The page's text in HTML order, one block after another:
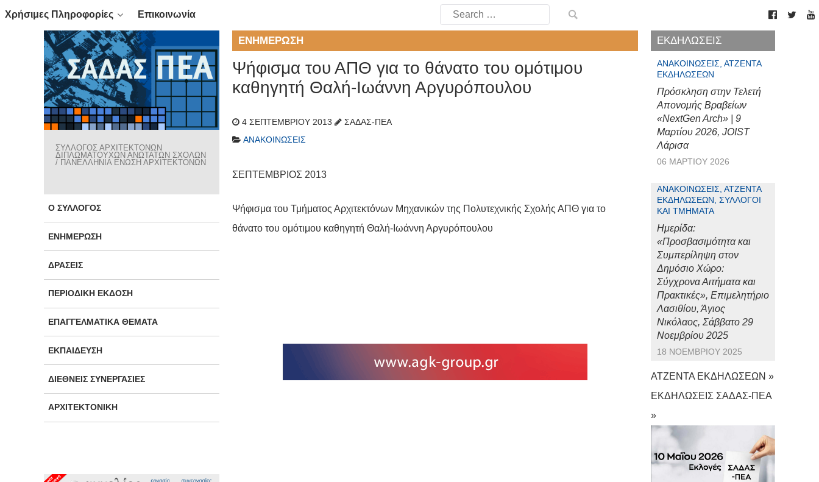
Χρήσιμες Πληροφορίες Επικοινωνία
Search
for:
ΣΥΛΛΟΓΟΣ ΑΡΧΙΤΕΚΤΟΝΩΝ
ΔΙΠΛΩΜΑΤΟΥΧΩΝ ΑΝΩΤΑΤΩΝ ΣΧΟΛΩΝ
/ ΠΑΝΕΛΛΗΝΙΑ ΕΝΩΣΗ ΑΡΧΙΤΕΚΤΟΝΩΝ
Ο ΣΎΛΛΟΓΟΣ
ΕΝΗΜΈΡΩΣΗ
ΔΡΆΣΕΙΣ
ΠΕΡΙΟΔΙΚΉ ΈΚΔΟΣΗ
ΕΠΑΓΓΕΛΜΑΤΙΚΆ ΘΈΜΑΤΑ
ΕΚΠΑΊΔΕΥΣΗ
ΔΙΕΘΝΕΊΣ ΣΥΝΕΡΓΑΣΊΕΣ
ΑΡΧΙΤΕΚΤΟΝΙΚΉ
ΕΝΗΜΈΡΩΣΗ
Ψήφισμα του ΑΠΘ για το θάνατο του ομότιμου
καθηγητή Θαλή-Ιωάννη Αργυρόπουλου
4 ΣΕΠΤΕΜΒΡΊΟΥ 2013
ΣΑΔΑΣ-ΠΕΑ
ΑΝΑΚΟΙΝΏΣΕΙΣ
ΣΕΠΤΕΜΒΡΙΟΣ 2013
Ψήφισμα του Τμήματος Αρχιτεκτόνων Μηχανικών της Πολυτεχνικής Σχολής ΑΠΘ για το
θάνατο του ομότιμου καθηγητή Θαλή-Ιωάννη Αργυρόπουλου
ΕΚΔΗΛΩΣΕΙΣ
ΑΝΑΚΟΙΝΏΣΕΙΣ, ΑΤΖΈΝΤΑ
ΕΚΔΗΛΏΣΕΩΝ
Πρόσκληση στην Τελετή
Απονομής Βραβείων
«NextGen Arch» | 9
Μαρτίου 2026, JOIST
Λάρισα
06 ΜΑΡΤΊΟΥ 2026
ΑΝΑΚΟΙΝΏΣΕΙΣ, ΑΤΖΈΝΤΑ
ΕΚΔΗΛΏΣΕΩΝ, ΣΎΛΛΟΓΟΙ
ΚΑΙ ΤΜΉΜΑΤΑ
Ημερίδα:
«Προσβασιμότητα και
Συμπερίληψη στον
Δημόσιο Χώρο:
Σύγχρονα Αιτήματα και
Πρακτικές», Επιμελητήριο
Λασιθίου, Άγιος
Νικόλαος, Σάββατο 29
Νοεμβρίου 2025
18 ΝΟΕΜΒΡΊΟΥ 2025
ΑΤΖΕΝΤΑ ΕΚΔΗΛΩΣΕΩΝ »
ΕΚΔΗΛΩΣΕΙΣ ΣΑΔΑΣ-ΠΕΑ
»